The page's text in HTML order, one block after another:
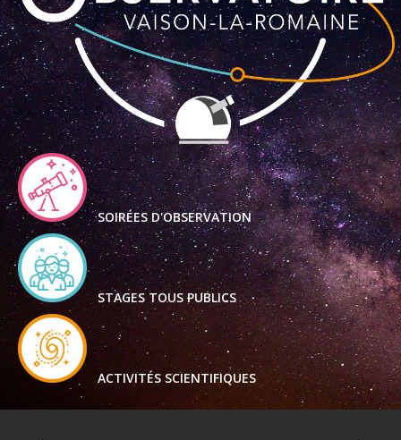
SOIRÉES D'OBSERVATION
STAGES TOUS PUBLICS
ACTIVITÉS SCIENTIFIQUES